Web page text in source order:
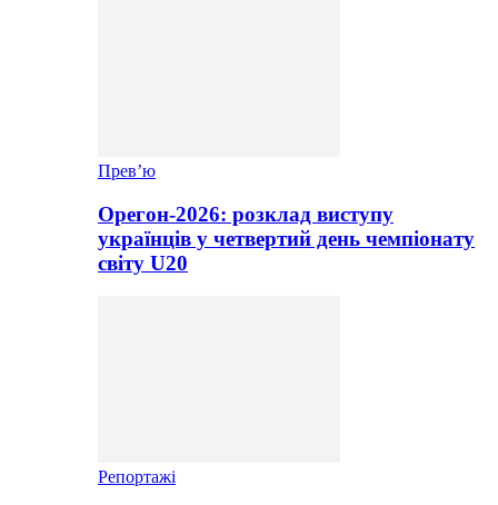
Прев’ю
Орегон-2026: розклад виступу
українців у четвертий день чемпіонату
світу U20
Репортажі